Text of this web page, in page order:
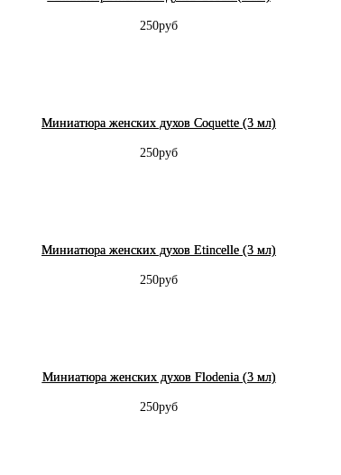
250руб
Миниатюра женских духов Coquette (3 мл)
250руб
Миниатюра женских духов Etincelle (3 мл)
250руб
Миниатюра женских духов Flodenia (3 мл)
250руб